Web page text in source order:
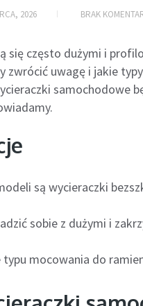
2026 BRAK
się często dużymi i
uwagę i jakie
samochodowe
są wycieraczki
sobie z dużymi i
mocowania do